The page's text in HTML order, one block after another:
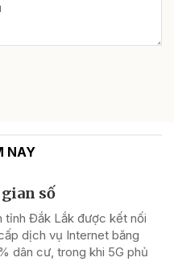
NAY
số
tỉnh Đắk Lắk được kết nối
dịch vụ Internet băng
dân cư, trong khi 5G phủ